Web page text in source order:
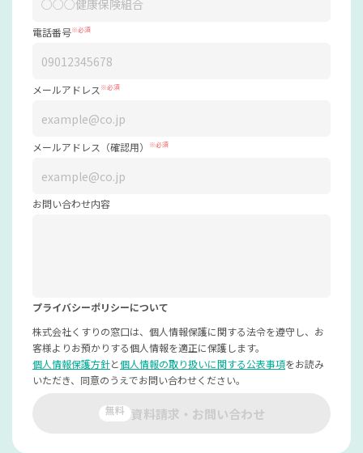
電話番号※必須
メールアドレス ※必須
メールアドレス（確認用） ※必須
お問い合わせ内容
プライバシーポリシーについて
株式会社くすりの窓口は、個人情報保護に関する法令を遵守し、お
客様よりお預かりする個人情報を適正に保護します。
個人情報保護方針と個人情報の取り扱いに関する公表事項をお読み
いただき、同意のうえでお問い合わせください。
無料 資料請求・お問い合わせ